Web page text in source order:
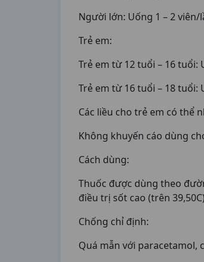
Người lớn: Uống 1 – 2
Trẻ em:
Trẻ em từ 12 tuổi – 16 tuổi:
Trẻ em từ 16 tuổi – 18 tuổi:
Các liều cho trẻ em có thể
Không khuyến cáo dùng
Cách dùng:
Thuốc được dùng theo
điều trị sốt cao (trên
Chống chỉ định:
Quá mẫn với paracetamol,